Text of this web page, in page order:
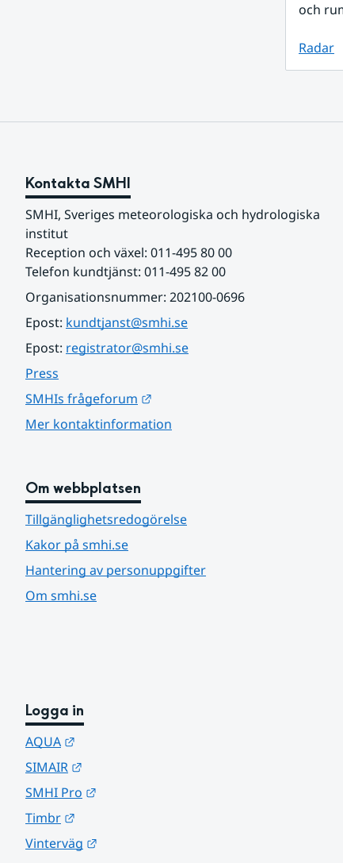
och
Radar
Kontakta SMHI
SMHI, Sveriges meteorologiska och hydrologiska
institut
Reception och växel: 011-495 80 00
Telefon kundtjänst: 011-495 82 00
Organisationsnummer: 202100-0696
Epost: kundtjanst@smhi.se
Epost: registrator@smhi.se
Press
SMHIs frågeforum
Mer kontaktinformation
Om webbplatsen
Tillgänglighetsredogörelse
Kakor på smhi.se
Hantering av personuppgifter
Om smhi.se
Logga in
AQUA
SIMAIR
SMHI Pro
Timbr
Vinterväg